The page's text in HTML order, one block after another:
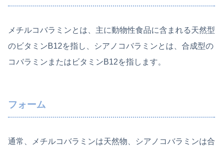
メチルコバラミンとは、主に動物性食品に含まれる天然型
のビタミンB12を指し、シアノコバラミンとは、合成型の
コバラミンまたはビタミンB12を指します。
フォーム
通常、メチルコバラミンは天然物、シアノコバラミンは合